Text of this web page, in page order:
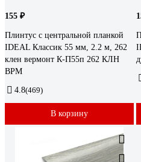
155 ₽
Плинтус с центральной планкой
IDEAL Классик 55 мм, 2.2 м, 262
клен вермонт К-П55п 262 КЛН
ВРМ
4.8(469)
В корзину